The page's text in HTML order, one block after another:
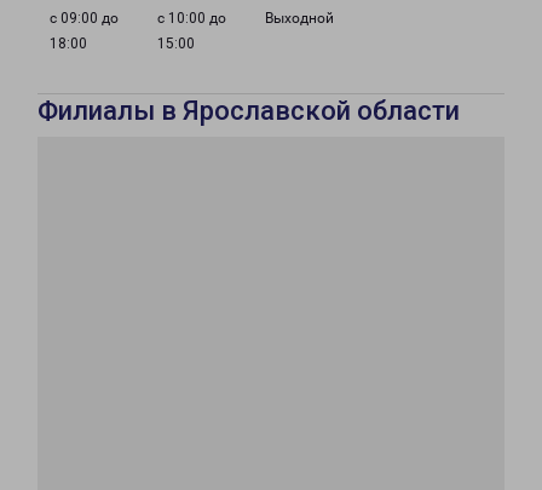
с 09:00 до
18:00
с 10:00 до
15:00
Выходной
Филиалы в Ярославской области